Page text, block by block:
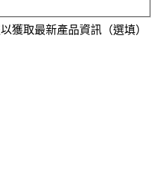
獲取最新產品資訊（選填）